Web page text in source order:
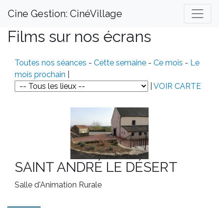
Cine Gestion: CinéVillage
Films sur nos écrans
Toutes nos séances - Cette semaine - Ce mois - Le
mois prochain
VOIR CARTE
SAINT ANDRÉ LE DÉSERT
Salle d'Animation Rurale